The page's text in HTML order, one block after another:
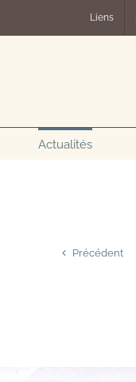
Liens
Actualités
Précédent